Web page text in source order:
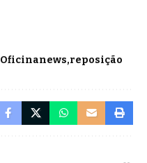
Oficinanews reposição